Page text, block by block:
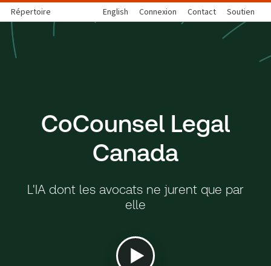
Répertoire English Connexion Contact Soutien
CoCounsel Legal
Canada
L'IA dont les avocats ne jurent que par
elle